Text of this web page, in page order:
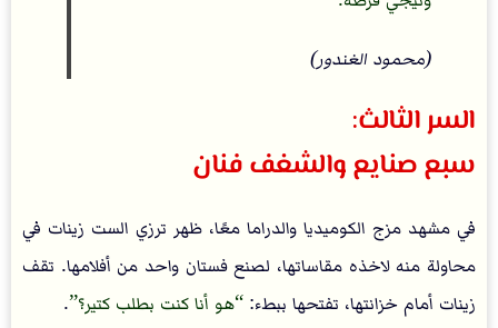
(محمود الغندور)
السر الثالث:
سبع صنايع والشغف فنان
في مشهد مزج الكوميديا والدراما معًا، ظهر ترزي الست زينات في
محاولة منه لاخذه مقاساتها، لصنع فستان واحد من أفلامها. تقف
زينات أمام خزانتها، تفتحها ببطء:
هو أنا كنت بطلب كتير؟ .